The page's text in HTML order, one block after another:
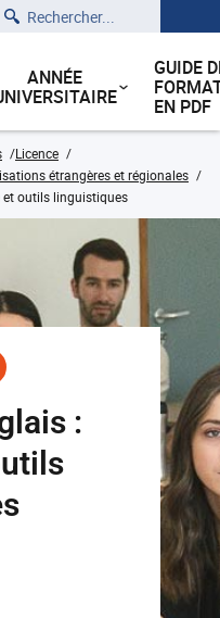
ANNÉE
GUIDE
EN PDF
Licence
étrangères et régionales
et outils linguistiques
: